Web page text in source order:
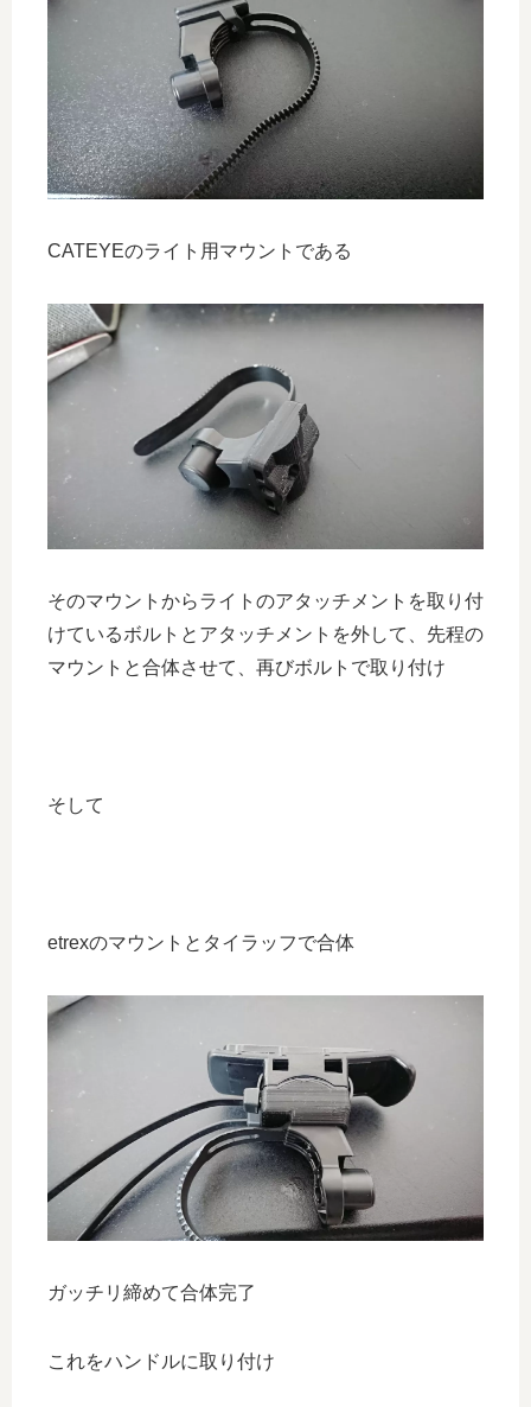
CATEYEのライト用マウントである
そのマウントからライトのアタッチメントを取り付
けているボルトとアタッチメントを外して、先程の
マウントと合体させて、再びボルトで取り付け
そして
etrexのマウントとタイラッフで合体
ガッチリ締めて合体完了
これをハンドルに取り付け